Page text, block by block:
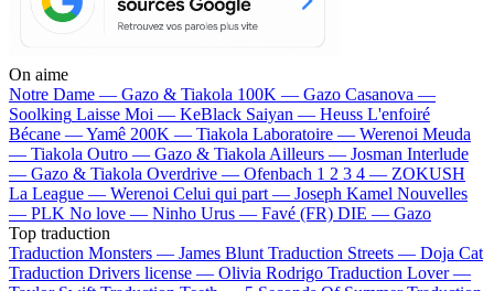
On aime
Notre Dame — Gazo & Tiakola 100K — Gazo Casanova —
Soolking Laisse Moi — KeBlack Saiyan — Heuss L'enfoiré
Bécane —Yamê 200K — Tiakola Laboratoire — Werenoi Meuda
— Tiakola Outro — Gazo & Tiakola Ailleurs — Josman Interlude
— Gazo & Tiakola Overdrive — Ofenbach 1 2 3 4 — ZOKUSH
La League — Werenoi Celui qui part — Joseph Kamel Nouvelles
— PLK No love — Ninho Urus — Favé (FR) DIE — Gazo
Top traduction
Traduction Monsters — James Blunt Traduction Streets — Doja Cat
Traduction Drivers license — Olivia Rodrigo Traduction Lover —